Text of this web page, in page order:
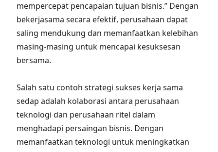
mempercepat pencapaian tujuan bisnis.” Dengan
bekerjasama secara efektif, perusahaan dapat
saling mendukung dan memanfaatkan kelebihan
masing-masing untuk mencapai kesuksesan
bersama.
Salah satu contoh strategi sukses kerja sama
sedap adalah kolaborasi antara perusahaan
teknologi dan perusahaan ritel dalam
menghadapi persaingan bisnis. Dengan
memanfaatkan teknologi untuk meningkatkan